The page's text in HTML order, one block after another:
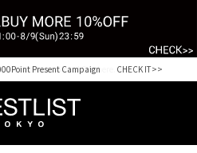
Visit our Global Site here. >>
1000Point Present Campaign CHECK IT>>